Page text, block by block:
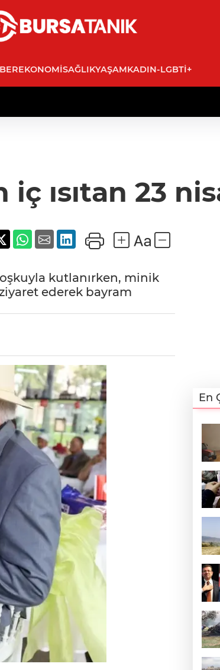
EKONOMISAĞLIKYAŞAMKADIN-LGBTİ+
ısıtan 23
kutlanırken, minik
ederek bayram
En